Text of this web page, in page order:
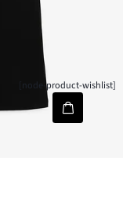
[node-product-wishlist]